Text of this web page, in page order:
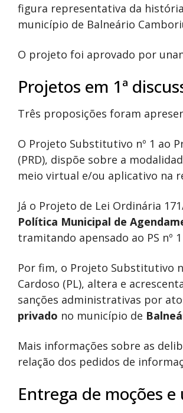
figura representativa da
município de Balneário
O projeto foi aprovado por
Projetos em 1ª
Três proposições foram
O Projeto Substitutivo nº 1 ao
(PRD), dispõe sobre a
meio virtual e/ou aplicativo na
Já o Projeto de Lei Ordinária
Política Municipal de
tramitando apensado ao PS nº
Por fim, o Projeto Substitutivo
Cardoso (PL), altera e
sanções administrativas por
privado no município de
Mais informações sobre as
relação dos pedidos de
Entrega de moções